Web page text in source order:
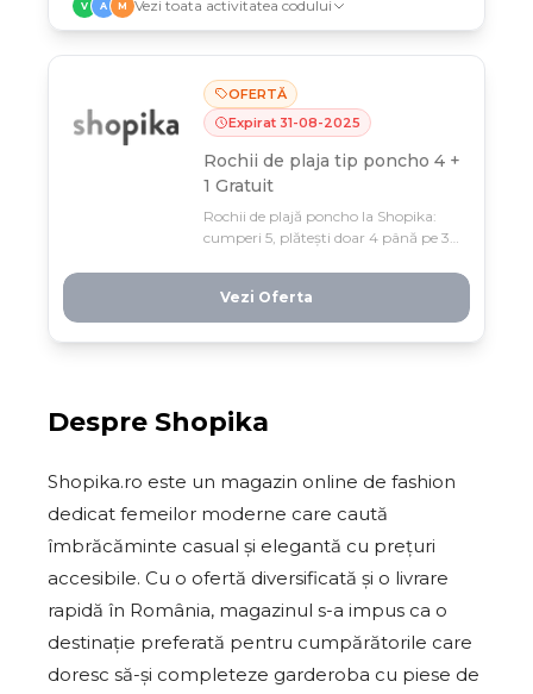
V A M Vezi toata activitatea codului
OFERTĂ
Expirat 31-08-2025
Rochii de plaja tip poncho 4 +
1 Gratuit
Rochii de plajă poncho la Shopika:
cumperi 5, plătești doar 4 până pe 31
costume de baie elegante, fără
condiții de preț.
Vezi Oferta
Despre Shopika
Shopika.ro este un magazin online de fashion
dedicat femeilor moderne care caută
îmbrăcăminte casual și elegantă cu prețuri
accesibile. Cu o ofertă diversificată și o livrare
rapidă în România, magazinul s-a impus ca o
destinație preferată pentru cumpărătorile care
doresc să-și completeze garderoba cu piese de